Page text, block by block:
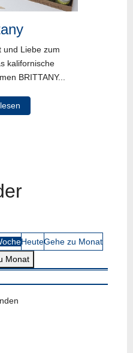
und Liebe zum
kalifornische
BRITTANY...
HeuteGehe zu Monat
Monat